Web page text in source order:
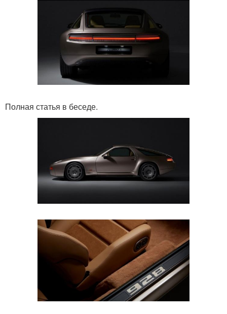
Полная статья в беседе.